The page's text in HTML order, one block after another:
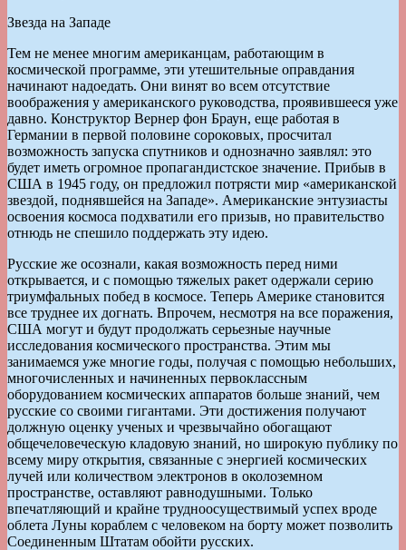
Звезда на Западе
Тем не менее многим американцам, работающим в
космической программе, эти утешительные оправдания
начинают надоедать. Они винят во всем отсутствие
воображения у американского руководства, проявившееся уже
давно. Конструктор Вернер фон Браун, еще работая в
Германии в первой половине сороковых, просчитал
возможность запуска спутников и однозначно заявлял: это
будет иметь огромное пропагандистское значение. Прибыв в
США в 1945 году, он предложил потрясти мир «американской
звездой, поднявшейся на Западе». Американские энтузиасты
освоения космоса подхватили его призыв, но правительство
отнюдь не спешило поддержать эту идею.
Русские же осознали, какая возможность перед ними
открывается, и с помощью тяжелых ракет одержали серию
триумфальных побед в космосе. Теперь Америке становится
все труднее их догнать. Впрочем, несмотря на все поражения,
США могут и будут продолжать серьезные научные
исследования космического пространства. Этим мы
занимаемся уже многие годы, получая с помощью небольших,
многочисленных и начиненных первоклассным
оборудованием космических аппаратов больше знаний, чем
русские со своими гигантами. Эти достижения получают
должную оценку ученых и чрезвычайно обогащают
общечеловеческую кладовую знаний, но широкую публику по
всему миру открытия, связанные с энергией космических
лучей или количеством электронов в околоземном
пространстве, оставляют равнодушными. Только
впечатляющий и крайне трудноосуществимый успех вроде
облета Луны кораблем с человеком на борту может позволить
Соединенным Штатам обойти русских.